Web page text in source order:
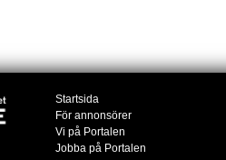
Startsida
För annonsörer
Vi på Portalen
Jobba på Portalen